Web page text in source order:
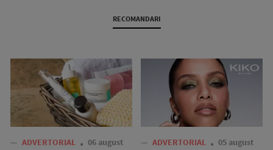
RECOMANDARI
— ADVERTORIAL
06 august
— ADVERTORIAL
05 august